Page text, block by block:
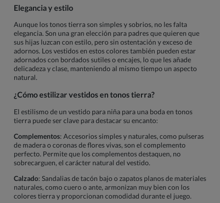
Elegancia y estilo
Aunque los tonos tierra son simples y sobrios, no les falta
elegancia. Son una gran elección para padres que quieren que
sus hijas luzcan con estilo, pero sin ostentación y exceso de
adornos. Los vestidos en estos colores también pueden estar
adornados con bordados sutiles o encajes, lo que les añade
delicadeza y clase, manteniendo al mismo tiempo un aspecto
natural.
¿Cómo estilizar vestidos en tonos tierra?
El estilismo de un vestido para niña para una boda en tonos
tierra puede ser clave para destacar su encanto:
Complementos: Accesorios simples y naturales, como pulseras
de madera o coronas de flores vivas, son el complemento
perfecto. Permite que los complementos destaquen, no
sobrecarguen, el carácter natural del vestido.
Calzado: Sandalias de tacón bajo o zapatos planos de materiales
naturales, como cuero o ante, armonizan muy bien con los
colores tierra y proporcionan comodidad durante el juego.